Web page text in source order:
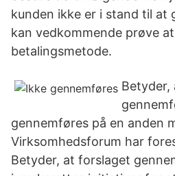
kunden ikke er i stand til at
kan vedkommende prøve
betalingsmetode.
Betyder,
gennemføres på en anden
Virksomhedsforum har
Betyder, at forslaget